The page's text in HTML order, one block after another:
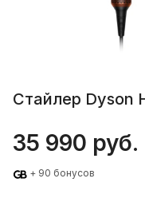
Стайлер Dyson
35 990 руб.
+ 90 бонусов